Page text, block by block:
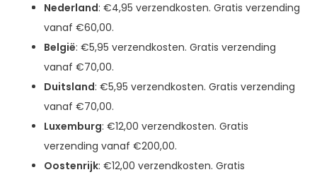
Nederland: €4,95 verzendkosten. Gratis verzending
vanaf €60,00.
België: €5,95 verzendkosten. Gratis verzending
vanaf €70,00.
Duitsland: €5,95 verzendkosten. Gratis verzending
vanaf €70,00.
Luxemburg: €12,00 verzendkosten. Gratis
verzending vanaf €200,00.
Oostenrijk: €12,00 verzendkosten. Gratis